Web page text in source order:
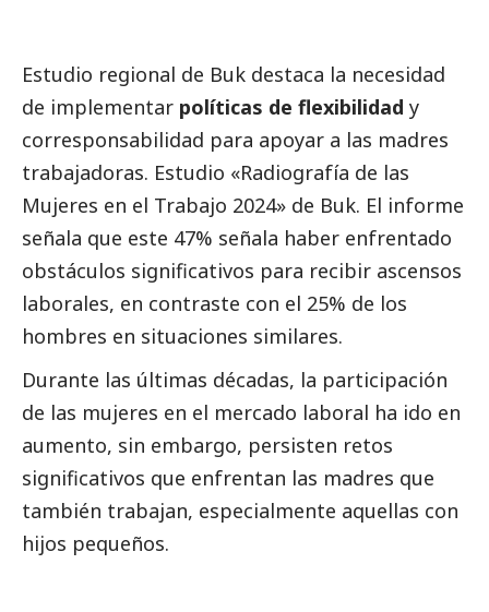
Estudio regional de Buk destaca la necesidad
de implementar políticas de flexibilidad y
corresponsabilidad para apoyar a las madres
trabajadoras. Estudio «Radiografía de las
Mujeres en el Trabajo 2024» de Buk. El informe
señala que este 47% señala haber enfrentado
obstáculos significativos para recibir ascensos
laborales, en contraste con el 25% de los
hombres en situaciones similares.
Durante las últimas décadas, la participación
de las mujeres en el mercado laboral ha ido en
aumento, sin embargo, persisten retos
significativos que enfrentan las madres que
también trabajan, especialmente aquellas con
hijos pequeños.